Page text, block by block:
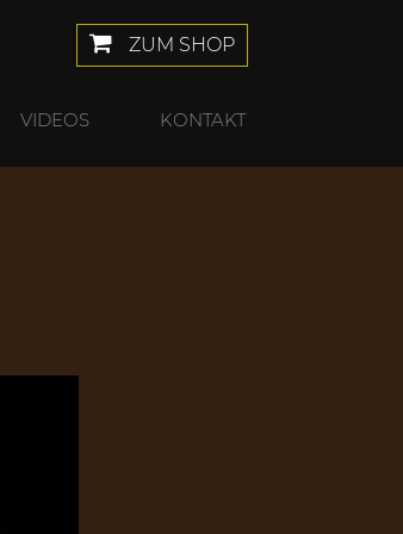
VIDEOS KONTAKT
ZUM SHOP